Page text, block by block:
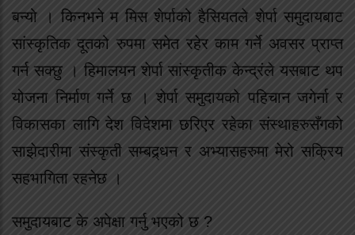
बन्यो । किनभने म मिस शेर्पाको हैसियतले शेर्पा समुदायबाट
सांस्कृतिक दूतको रुपमा समेत रहेर काम गर्ने अवसर प्राप्त
गर्न सक्छु । हिमालयन शेर्पा सांस्कृतीक केन्द्रंले यसबाट थप
योजना निर्माण गर्ने छ । शेर्पा समुदायको पहिचान जगेर्ना र
विकासका लागि देश विदेशमा छरिएर रहेका संस्थाहरुसँगको
साझेदारीमा संस्कृती सम्बद्र्धन र अभ्यासहरुमा मेरो सक्रिय
सहभागिता रहनेछ ।
समुदायबाट के अपेक्षा गर्नु भएको छ ?